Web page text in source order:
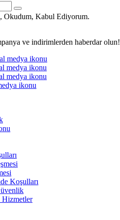
, Okudum, Kabul Ediyorum.
ve indirimlerden haberdar olun!
Koşulları
Hizmetler